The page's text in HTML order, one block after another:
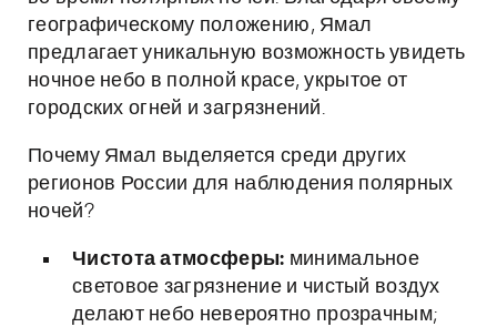
географическому положению, Ямал
предлагает уникальную возможность увидеть
ночное небо в полной красе, укрытое от
городских огней и загрязнений.
Почему Ямал выделяется среди других
регионов России для наблюдения полярных
ночей?
Чистота атмосферы: минимальное
световое загрязнение и чистый воздух
делают небо невероятно прозрачным;